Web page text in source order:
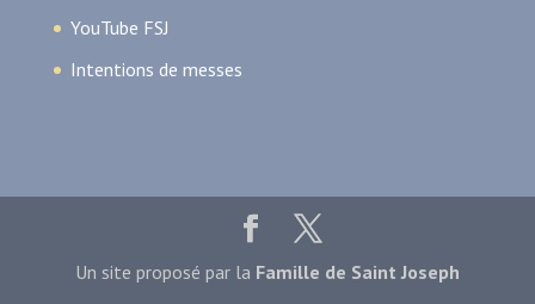
YouTube FSJ
Intentions de messes
Un site proposé par la Famille de Saint Joseph